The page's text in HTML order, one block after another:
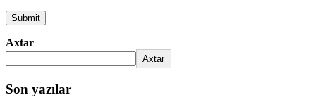
Axtar
Axtar
Son yazılar